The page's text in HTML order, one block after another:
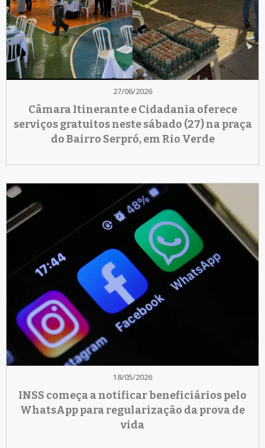
27/06/2026
Câmara Itinerante e Cidadania oferece
serviços gratuitos neste sábado (27) na praça
do Bairro Serpró, em Rio Verde
18/05/2026
INSS começa a notificar beneficiários pelo
WhatsApp para regularização da prova de
vida